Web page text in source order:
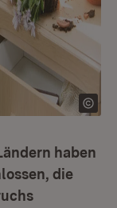
haben
die